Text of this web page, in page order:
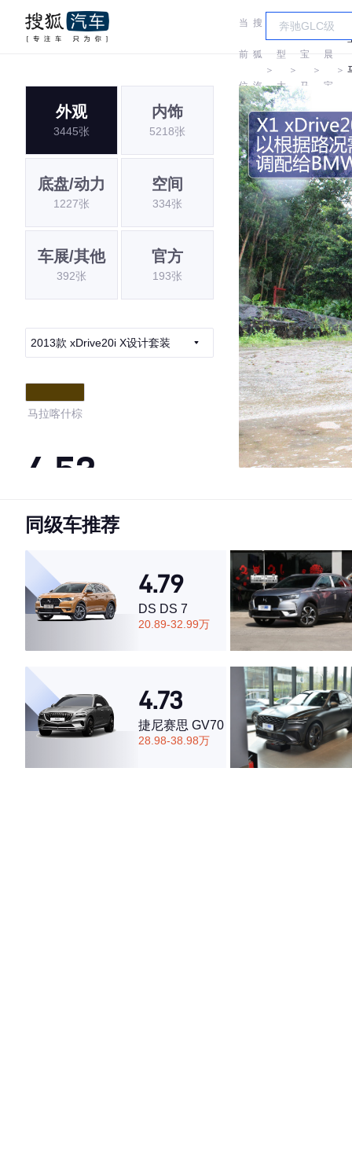
当
前
位
置:
搜
狐
汽
车
＞
车
型
大
＞
宝
马
＞
华
晨
宝
＞
外观
3445张
内饰
5218张
底盘/动力
1227张
空间
334张
车展/其他
392张
官方
193张
2013款 xDrive20i X设计套装
马拉喀什棕
4.53
·外观表现一般，低于57%同级车
·空间表现较为优秀，优于64%同级车
同级车推荐
4.79
DS DS 7
20.89-32.99万
4.73
捷尼赛思 GV70
28.98-38.98万